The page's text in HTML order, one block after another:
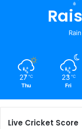
Rain
27 ℃
Thu
23 ℃
Fri
Live Cricket Score